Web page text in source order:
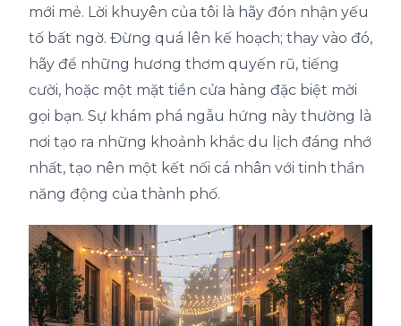
mới mẻ. Lời khuyên của tôi là hãy đón nhận yếu
tố bất ngờ. Đừng quá lên kế hoạch; thay vào đó,
hãy để những hương thơm quyến rũ, tiếng
cười, hoặc một mặt tiền cửa hàng đặc biệt mời
gọi bạn. Sự khám phá ngẫu hứng này thường là
nơi tạo ra những khoảnh khắc du lịch đáng nhớ
nhất, tạo nên một kết nối cá nhân với tinh thần
năng động của thành phố.